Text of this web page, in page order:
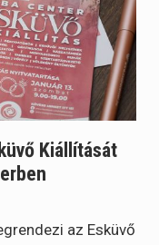
Kiállítását
az Esküvő